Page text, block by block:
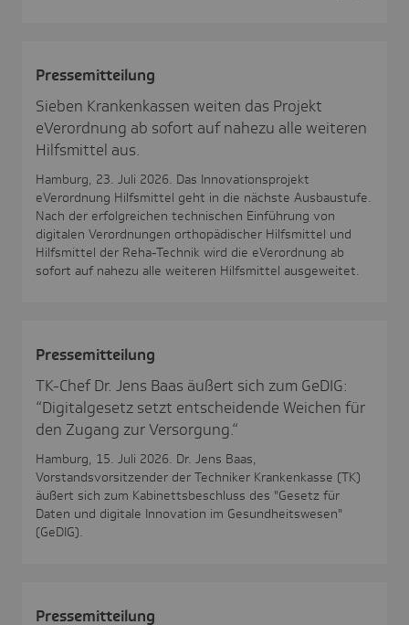
Pres­se­mit­tei­lung
Sieben Krankenkassen weiten das Projekt
eVerordnung ab sofort auf nahezu alle weiteren
Hilfsmittel aus.
Hamburg, 23. Juli 2026. Das Innovationsprojekt
eVerordnung Hilfsmittel geht in die nächste Ausbaustufe.
Nach der erfolgreichen technischen Einführung von
digitalen Verordnungen orthopädischer Hilfsmittel und
Hilfsmittel der Reha-Technik wird die eVerordnung ab
sofort auf nahezu alle weiteren Hilfsmittel ausgeweitet.
Pres­se­mit­tei­lung
TK-Chef Dr. Jens Baas äußert sich zum GeDIG:
“Digitalgesetz setzt entscheidende Weichen für
den Zugang zur Versorgung.“
Hamburg, 15. Juli 2026. Dr. Jens Baas,
Vorstandsvorsitzender der Techniker Krankenkasse (TK)
äußert sich zum Kabinettsbeschluss des "Gesetz für
Daten und digitale Innovation im Gesundheitswesen"
(GeDIG).
Pres­se­mit­tei­lung